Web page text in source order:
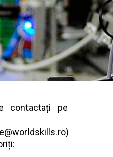
contactați pe
)